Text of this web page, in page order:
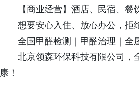
【商业经营】酒店、民宿、
想要安心入住、放心办公，拒
全国甲醛检测｜甲醛治理｜全
北京领森环保科技有限公司，
康！